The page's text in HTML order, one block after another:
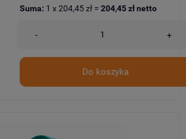
- +
Do koszyka
Suma: 1 x204,45 zł = 204,45 złnetto